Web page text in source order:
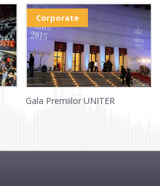
Corporate
Gala Premiilor UNITER